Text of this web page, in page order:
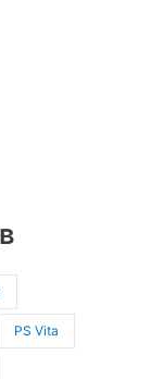
PS Vita